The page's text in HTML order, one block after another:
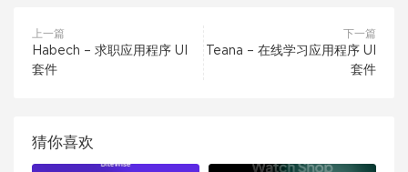
上一篇
Habech – 求职应用程序 UI
套件
下一篇
Teana – 在线学习应用程序 UI
套件
猜你喜欢